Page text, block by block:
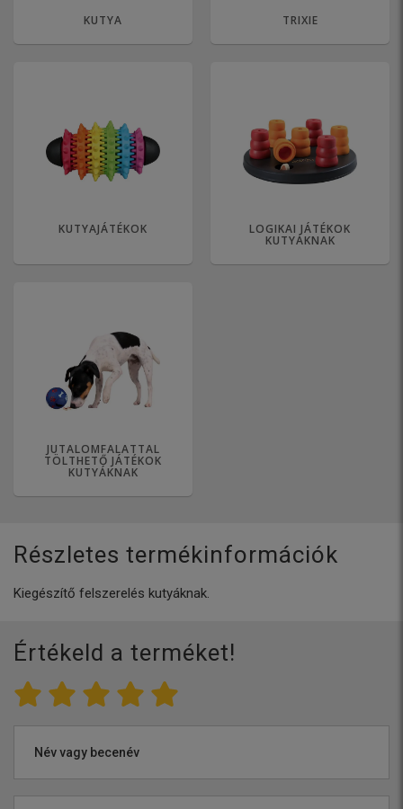
KUTYA TRIXIE
KUTYAJÁTÉKOK LOGIKAI JÁTÉKOK
KUTYÁKNAK
JUTALOMFALATTAL
TÖLTHETŐ JÁTÉKOK
KUTYÁKNAK
Részletes termékinformációk
Kiegészítő felszerelés kutyáknak.
Értékeld a terméket!
Név vagy becenév